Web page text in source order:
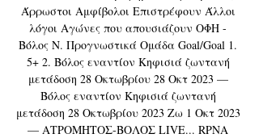
Άρρωστοι Αμφίβολοι Επιστρέφουν Άλλοι
λόγοι Αγώνες που απουσιάζουν ΟΦΗ -
Βόλος Ν. Προγνωστικά Ομάδα Goal/Goal 1.
5+ 2. Βόλος εναντίον Κηφισιά ζωντανή
μετάδοση 28 Οκτωβρίου 28 Οκτ 2023 —
Βόλος εναντίον Κηφισιά ζωντανή
μετάδοση 28 Οκτωβρίου 2023 Ζω 1 Οκτ 2023
— ΑΤΡΟΜΗΤΟΣ-ΒΟΛΟΣ LIVE... RPNA